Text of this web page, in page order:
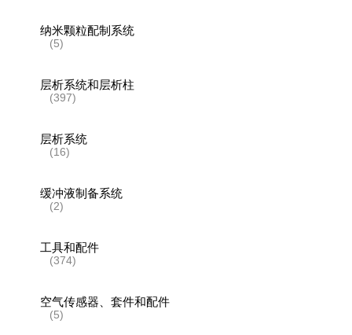
纳米颗粒配制系统
(5)
层析系统和层析柱
(397)
层析系统
(16)
缓冲液制备系统
(2)
工具和配件
(374)
空气传感器、套件和配件
(5)